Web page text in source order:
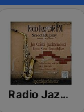
Radio Jazz Cafe FM-Smooth & Jazzy